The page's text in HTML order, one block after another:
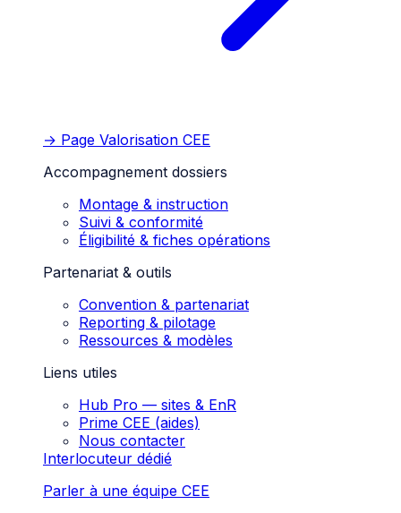
→ Page Valorisation CEE
Accompagnement dossiers
Montage & instruction
Suivi & conformité
Éligibilité & fiches opérations
Partenariat & outils
Convention & partenariat
Reporting & pilotage
Ressources & modèles
Liens utiles
Hub Pro — sites & EnR
Prime CEE (aides)
Nous contacter
Interlocuteur dédié
Parler à une équipe CEE